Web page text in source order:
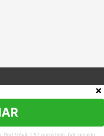
Política de cookies
Atención al Cliente
Red Móvil. 1,57 euros/min. IVA incluido.